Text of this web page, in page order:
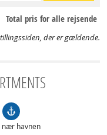
Total pris for alle rejsende
der er gældende.
nær havnen